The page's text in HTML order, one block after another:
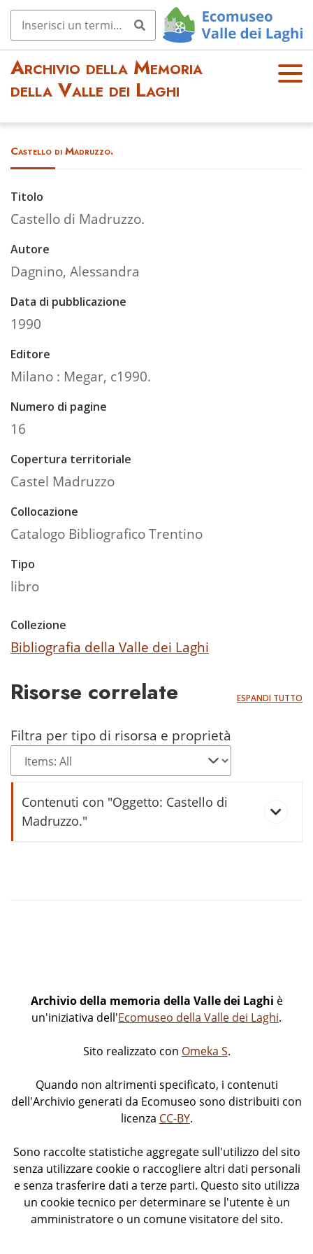
Archivio della Memoria
della Valle dei Laghi
OPE
Castello di Madruzzo.
Titolo
Castello di Madruzzo.
Autore
Dagnino, Alessandra
Data di pubblicazione
1990
Editore
Milano : Megar, c1990.
Numero di pagine
16
Copertura territoriale
Castel Madruzzo
Collocazione
Catalogo Bibliografico Trentino
Tipo
libro
Collezione
Bibliografia della Valle dei Laghi
Risorse correlate ESPANDI TUTTO
Filtra per tipo di risorsa e proprietà
Contenuti con "Oggetto: Castello di
Madruzzo."
Archivio della memoria della Valle dei Laghi è
un'iniziativa dell'Ecomuseo della Valle dei Laghi.
Sito realizzato con Omeka S.
Quando non altrimenti specificato, i contenuti
dell'Archivio generati da Ecomuseo sono distribuiti con
licenza CC-BY.
Sono raccolte statistiche aggregate sull'utilizzo del sito
senza utilizzare cookie o raccogliere altri dati personali
e senza trasferire dati a terze parti. Questo sito utilizza
un cookie tecnico per determinare se l'utente è un
amministratore o un comune visitatore del sito.